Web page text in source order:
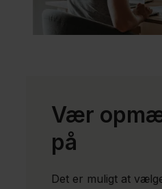
Kontakt
Vær
på
Det er muligt at